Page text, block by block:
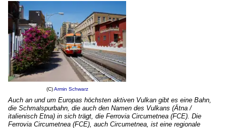
(C)Armin Schwarz
Auch an und um Europas höchsten aktiven Vulkan gibt es eine Bahn,
die Schmalspurbahn, die auch den Namen des Vulkans (Ätna /
italienisch Etna) in sich trägt, die Ferrovia Circumetnea (FCE). Die
Ferrovia Circumetnea (FCE), auch Circumetnea, ist eine regionale